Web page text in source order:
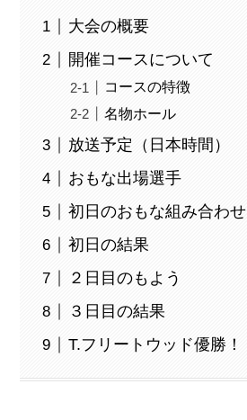
大会の概要
開催コースについて
コースの特徴
名物ホール
放送予定（日本時間）
おもな出場選手
初日のおもな組み合わせ
初日の結果
２日目のもよう
３日目の結果
T.フリートウッド優勝！